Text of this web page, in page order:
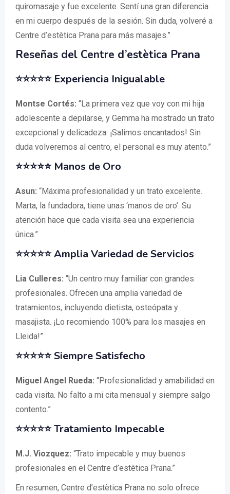
quiromasaje y fue excelente. Sentí una gran diferencia
en mi cuerpo después de la sesión. Sin duda, volveré a
Centre d’estètica Prana para más masajes.”
Reseñas del Centre d’estètica Prana
⭐⭐⭐⭐⭐ Experiencia Inigualable
Montse Cortés: “La primera vez que voy con mi hija
adolescente a depilarse, y Gemma ha mostrado un trato
excepcional y delicadeza. ¡Salimos encantados! Sin
duda volveremos al centro, el personal es muy atento.”
⭐⭐⭐⭐⭐ Manos de Oro
Asun: “Máxima profesionalidad y un trato excelente.
Marta, la fundadora, tiene unas ‘manos de oro’. Su
atención hace que cada visita sea una experiencia
única.”
⭐⭐⭐⭐⭐ Amplia Variedad de Servicios
Lia Culleres: “Un centro muy familiar con grandes
profesionales. Ofrecen una amplia variedad de
tratamientos, incluyendo dietista, osteópata y
masajista. ¡Lo recomiendo 100% para los masajes en
Lleida!”
⭐⭐⭐⭐⭐ Siempre Satisfecho
Miguel Angel Rueda: “Profesionalidad y amabilidad en
cada visita. No falto a mi cita mensual y siempre salgo
contento.”
⭐⭐⭐⭐⭐ Tratamiento Impecable
M.J. Viozquez: “Trato impecable y muy buenos
profesionales en el Centre d’estètica Prana.”
En resumen, Centre d’estètica Prana no solo ofrece